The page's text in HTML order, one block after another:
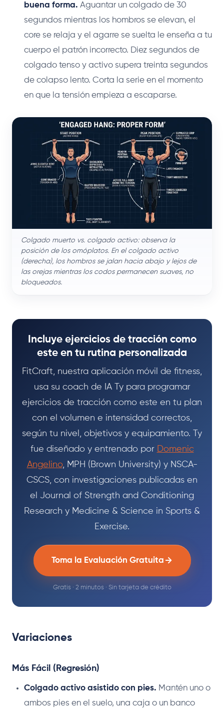
buena forma. Aguantar un colgado de 30
segundos mientras los hombros se elevan, el
core se relaja y el agarre se suelta le enseña a tu
cuerpo el patrón incorrecto. Diez segundos de
colgado tenso y activo supera treinta segundos
de colapso lento. Corta la serie en el momento
en que la tensión empieza a escaparse.
Colgado muerto vs. colgado activo: observa la
posición de los omóplatos. En el colgado activo
(derecha), los hombros se jalan hacia abajo y lejos de
las orejas mientras los codos permanecen suaves, no
bloqueados.
Incluye ejercicios de tracción como
este en tu rutina personalizada
FitCraft, nuestra aplicación móvil de fitness,
usa su coach de IA Ty para programar
ejercicios de tracción como este en tu plan
con el volumen e intensidad correctos,
según tu nivel, objetivos y equipamiento. Ty
fue diseñado y entrenado por Domenic
Angelino, MPH (Brown University) y NSCA-
CSCS, con investigaciones publicadas en
el Journal of Strength and Conditioning
Research y Medicine & Science in Sports &
Exercise.
Toma la Evaluación Gratuita
Gratis · 2 minutos · Sin tarjeta de crédito
Variaciones
Más Fácil (Regresión)
Colgado activo asistido con pies. Mantén uno o
ambos pies en el suelo, una caja o un banco